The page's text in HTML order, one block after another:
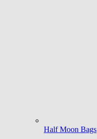
Half Moon Bags